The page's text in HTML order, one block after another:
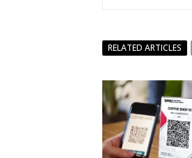
RELATED ARTICLES